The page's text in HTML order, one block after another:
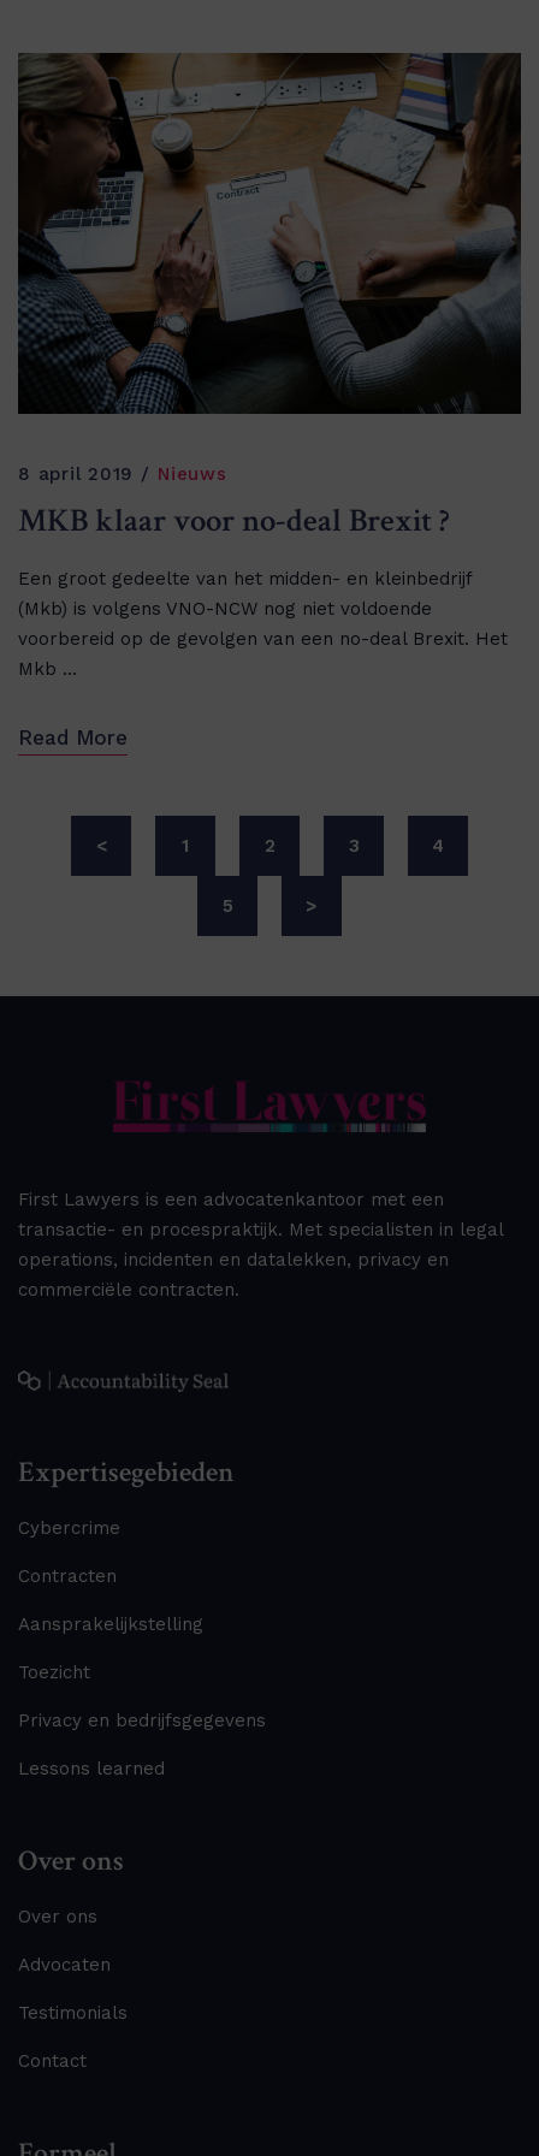
8 april 2019 Nieuws
MKB klaar voor no-deal Brexit ?
Een groot gedeelte van het midden- en kleinbedrijf
(Mkb) is volgens VNO-NCW nog niet voldoende
voorbereid op de gevolgen van een no-deal Brexit. Het
Mkb ...
Read More
< 1 2 3 4
5 >
First Lawyers is een advocatenkantoor met een
transactie- en procespraktijk. Met specialisten in legal
operations, incidenten en datalekken, privacy en
commerciële contracten.
Expertisegebieden
Cybercrime
Contracten
Aansprakelijkstelling
Toezicht
Privacy en bedrijfsgegevens
Lessons learned
Over ons
Over ons
Advocaten
Testimonials
Contact